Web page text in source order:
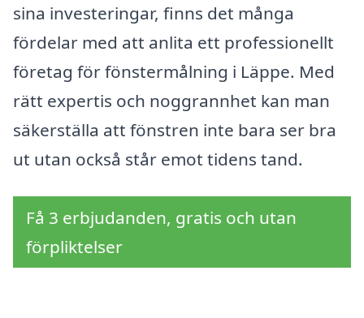
sina investeringar, finns det många
fördelar med att anlita ett professionellt
företag för fönstermålning i Läppe. Med
rätt expertis och noggrannhet kan man
säkerställa att fönstren inte bara ser bra
ut utan också står emot tidens tand.
Få 3 erbjudanden, gratis och utan
förpliktelser